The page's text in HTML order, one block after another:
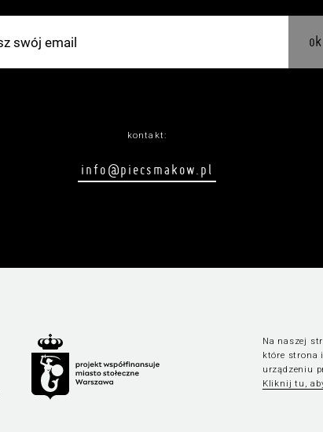
ok
kontakt:
info@piecsmakow.pl
Na naszej
które strona
urządzeniu
Kliknij tu,